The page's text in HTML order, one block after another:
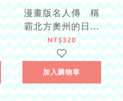
漫畫版名人傳 稱
霸北方奧州的日本
戰國名將─伊達政宗
NT$320
加入購物車